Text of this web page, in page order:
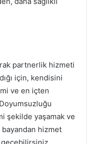
partnerlik hizmeti
için, kendisini
ve en içten
şekilde yaşamak ve
hizmet